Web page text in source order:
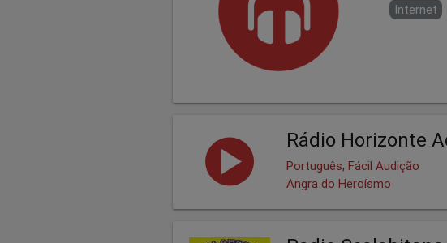
Internet
Rádio Horizonte
Português, Fácil Audição
Angra do Heroísmo